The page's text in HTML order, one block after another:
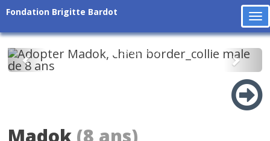
Fondation Brigitte Bardot
Précédent
Madok (8 ans)